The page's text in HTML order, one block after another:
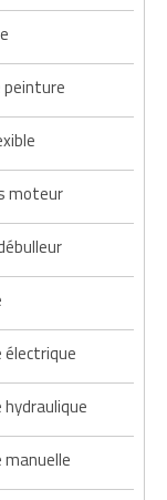
peinture
moteur
électrique
hydraulique
manuelle